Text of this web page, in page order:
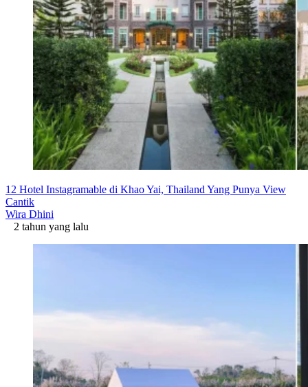
12 Hotel Instagramable di Khao Yai, Thailand Yang Punya View
Cantik
Wira Dhini
2 tahun yang lalu